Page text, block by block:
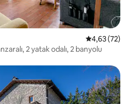
5 üzerinden
4,63 (72)
2 yatak odalı, 2 banyolu